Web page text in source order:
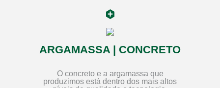
ARGAMASSA | CONCRETO
O concreto e a argamassa que
produzimos está dentro dos mais altos